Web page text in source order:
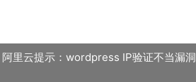
阿里云提示：wordpress IP验证不当漏洞